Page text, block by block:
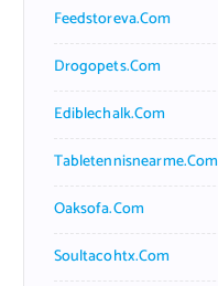
Feedstoreva.com
Drogopets.com
Ediblechalk.com
Tabletennisnearme.com
Oaksofa.com
Soultacohtx.com